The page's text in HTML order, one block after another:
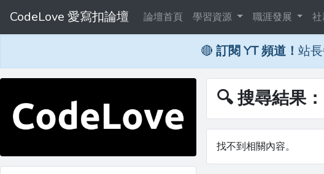
CodeLove 愛寫扣論壇 論壇首頁 學習資源 職涯發展
🔴 訂閱 YT 頻道！ 站
🔍 搜尋結果
找不到相關內容。